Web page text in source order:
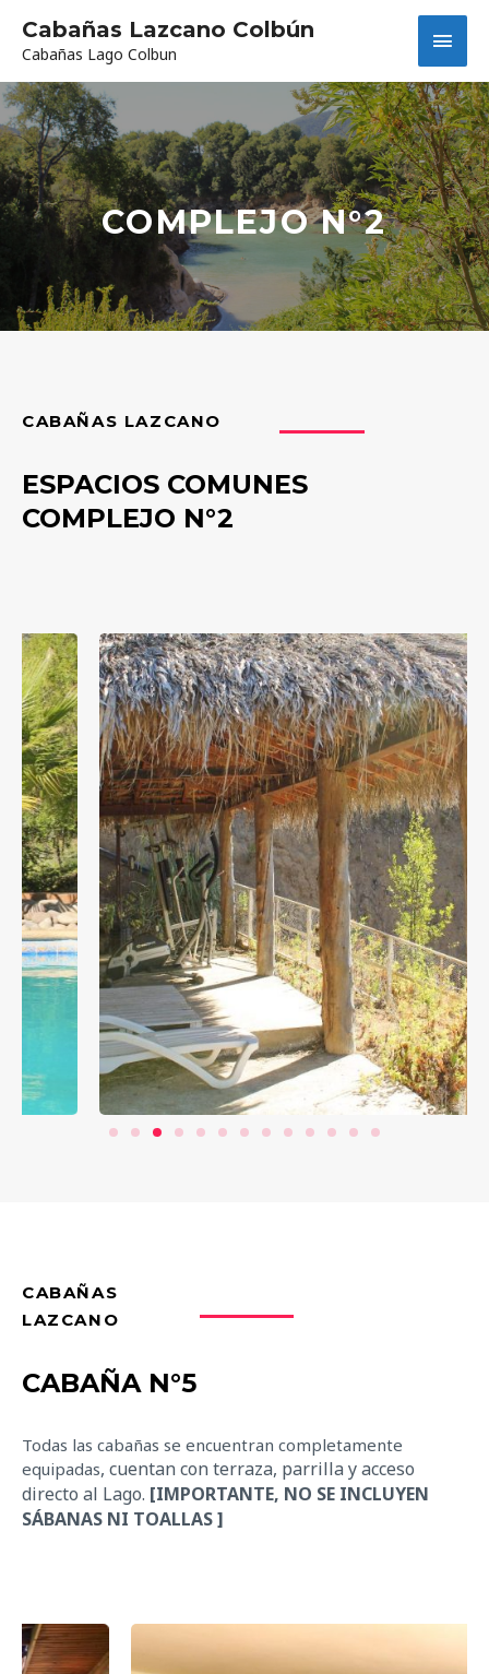
Cabañas Lazcano Colbún
Cabañas Lago Colbun
COMPLEJO N°2
CABAÑAS LAZCANO
ESPACIOS COMUNES
COMPLEJO N°2
CABAÑAS
LAZCANO
CABAÑA N°5
Todas las cabañas se encuentran completamente
equipadas, cuentan con terraza, parrilla yacceso
directo al Lago. [IMPORTANTE, NO SE INCLUYEN
SÁBANAS NI TOALLAS ]